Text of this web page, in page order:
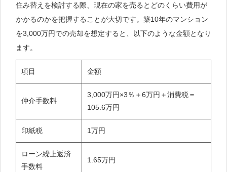
住み替えを検討する際、現在の家を売るとどのくらい費用が
かかるのかを把握することが大切です。築10年のマンション
を3,000万円での売却を想定すると、以下のような金額となり
ます。
項目 金額
仲介手数料
3,000万円×3％＋6万円＋消費税＝
105.6万円
印紙税 1万円
ローン繰上返済
手数料
1.65万円